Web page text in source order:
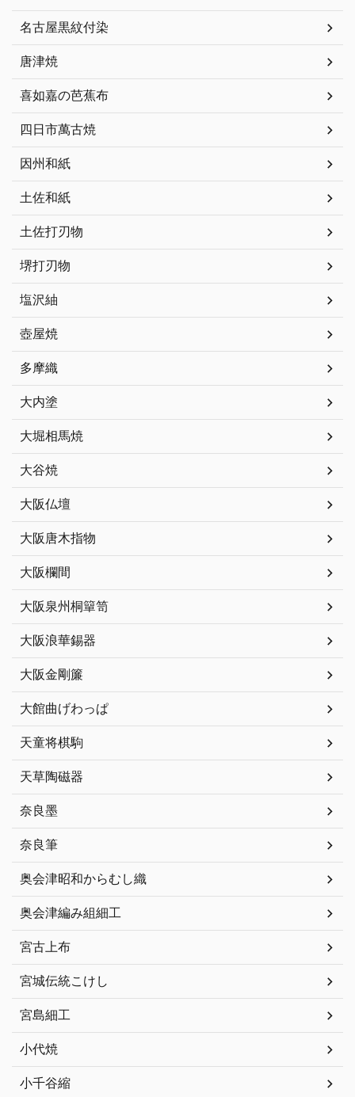
名古屋黒紋付染
唐津焼
喜如嘉の芭蕉布
四日市萬古焼
因州和紙
土佐和紙
土佐打刃物
堺打刃物
塩沢紬
壺屋焼
多摩織
大内塗
大堀相馬焼
大谷焼
大阪仏壇
大阪唐木指物
大阪欄間
大阪泉州桐簞笥
大阪浪華錫器
大阪金剛簾
大館曲げわっぱ
天童将棋駒
天草陶磁器
奈良墨
奈良筆
奥会津昭和からむし織
奥会津編み組細工
宮古上布
宮城伝統こけし
宮島細工
小代焼
小千谷縮